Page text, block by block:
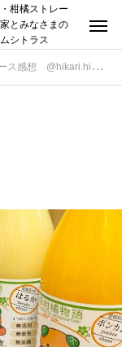
柑橘ストレー
とみなさまの
シトラス
@hikari.hinatabokkoさん